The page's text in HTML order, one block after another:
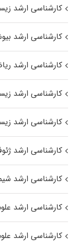
کارشناسی ارشد
کارشناسی ارشد
کارشناسی ارشد
کارشناسی ارشد
کارشناسی ارشد
کارشناسی ارشد
کارشناسی ارشد
کارشناسی ارشد
کارشناسی ارشد